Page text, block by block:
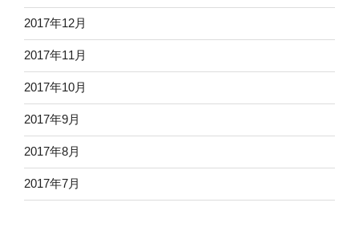
2017年12月
2017年11月
2017年10月
2017年9月
2017年8月
2017年7月